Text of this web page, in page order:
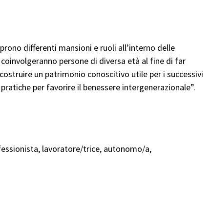
differenti mansioni e ruoli all’interno delle
persone di diversa età al fine di far
un patrimonio conoscitivo utile per i successivi
per favorire il benessere intergenerazionale”.
lavoratore/trice, autonomo/a,